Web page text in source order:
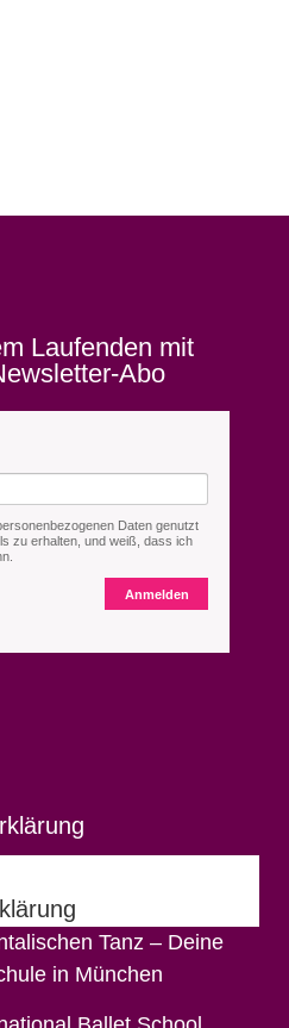
Laufenden mit
Abo
Daten genutzt
zu erhalten, und weiß, dass ich
Anmelden
Tanz – Deine
in München